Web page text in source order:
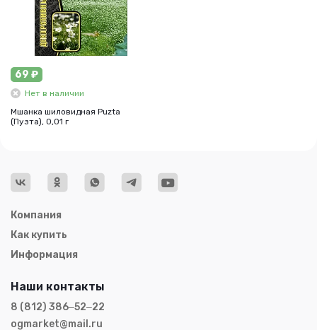
69 ₽
Нет в наличии
Мшанка шиловидная Puzta
(Пузта), 0,01 г
Компания
Как купить
Информация
Наши контакты
8 (812) 386‒52‒22
ogmarket@mail.ru